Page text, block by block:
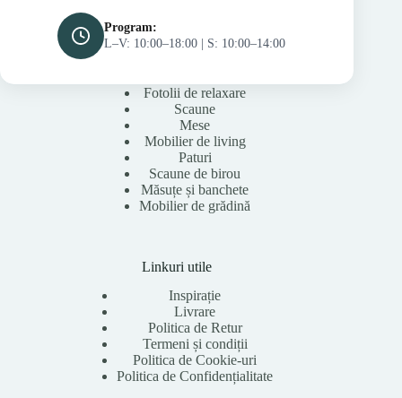
Program:
L–V: 10:00–18:00 | S: 10:00–14:00
Fotolii de relaxare
Scaune
Mese
Mobilier de living
Paturi
Scaune de birou
Măsuțe și banchete
Mobilier de grădină
Linkuri utile
Inspirație
Livrare
Politica de Retur
Termeni și condiții
Politica de Cookie-uri
Politica de Confidențialitate